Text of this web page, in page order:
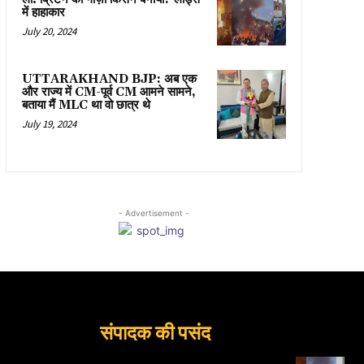
में हाहाकार
July 20, 2024
UTTARAKHAND BJP: अब एक
और राज्य में CM-पूर्व CM आमने सामने,
बताया मैं MLC था वो छात्र थे
July 19, 2024
- Advertisement -
संपादक की पसंद